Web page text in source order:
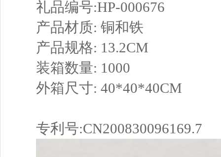
礼品编号:HP-000676
产品材质: 铜和铁
产品规格: 13.2CM
装箱数量: 1000
外箱尺寸: 40*40*40CM
专利号:CN200830096169.7